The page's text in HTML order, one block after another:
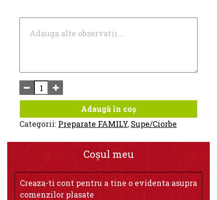
Adaugă în coș
Categorii: Preparate FAMILY, Supe/Ciorbe
Coșul meu
Creaza-ti cont pentru a tine o evidenta asupra
comenzilor plasate